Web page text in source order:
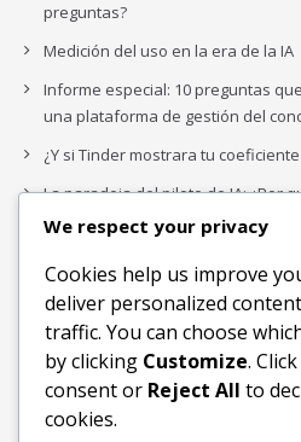
preguntas?
Medición del uso en la era de la IA
Informe especial: 10 preguntas
una plataforma de gestión del
¿Y si Tinder mostrara tu
La paradoja del piloto de IA: ¿Por
complejidad de la IA empresarial?
Los organigramas de marketing
IA acaba de dejarlos obsoletos.
Buscar
We respect your privacy
Cookies help us improve
deliver personalized
traffic. You can choose
by clicking Customize. Click
consent or Reject All to
cookies.